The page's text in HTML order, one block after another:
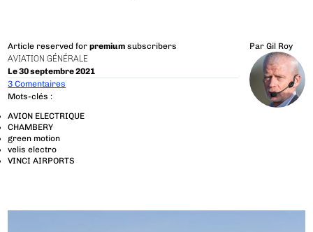
Article reserved forpremium subscribers
AVIATION GÉNÉRALE
Le 30 septembre 2021
Par Gil Roy
3 Comentaires
Mots-clés :
AVION ELECTRIQUE
CHAMBERY
green motion
velis electro
VINCI AIRPORTS